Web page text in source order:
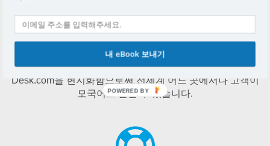
Desk.com을 현지화해야하는 이유는 무엇입니
까?
Desk.com을 현지화함으로써 전세계 어느 곳에서나 고객이
모국어로 돌볼 수 있습니다.
내 eBook 보내기
POWERED BY